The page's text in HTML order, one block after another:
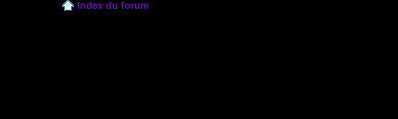
Index du forum